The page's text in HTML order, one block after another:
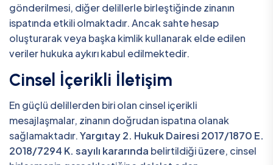
gönderilmesi, diğer delillerle birleştiğinde zinanın
ispatında etkili olmaktadır. Ancak sahte hesap
oluşturarak veya başka kimlik kullanarak elde edilen
veriler hukuka aykırı kabul edilmektedir.
Cinsel İçerikli İletişim
En güçlü delillerden biri olan cinsel içerikli
mesajlaşmalar, zinanın doğrudan ispatına olanak
sağlamaktadır.Yargıtay 2. Hukuk Dairesi 2017/1870 E.
2018/7294 K. sayılı kararında belirtildiği üzere, cinsel